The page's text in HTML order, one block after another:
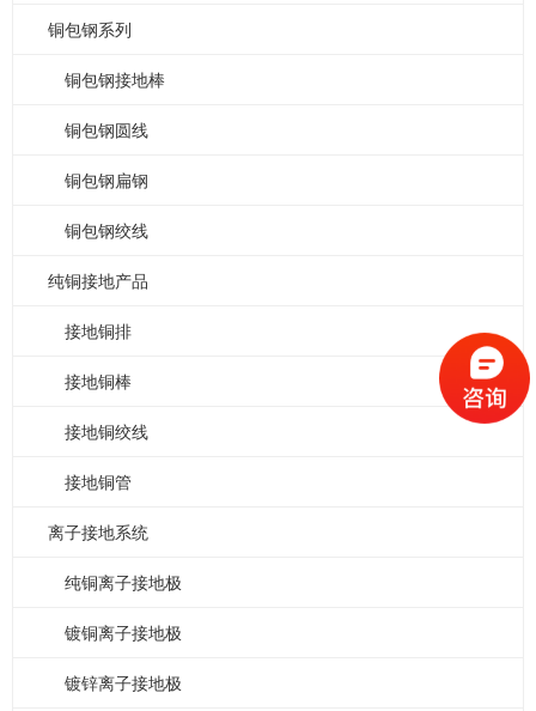
铜包钢系列
铜包钢接地棒
铜包钢圆线
铜包钢扁钢
铜包钢绞线
纯铜接地产品
接地铜排
接地铜棒
接地铜绞线
接地铜管
离子接地系统
纯铜离子接地极
镀铜离子接地极
镀锌离子接地极